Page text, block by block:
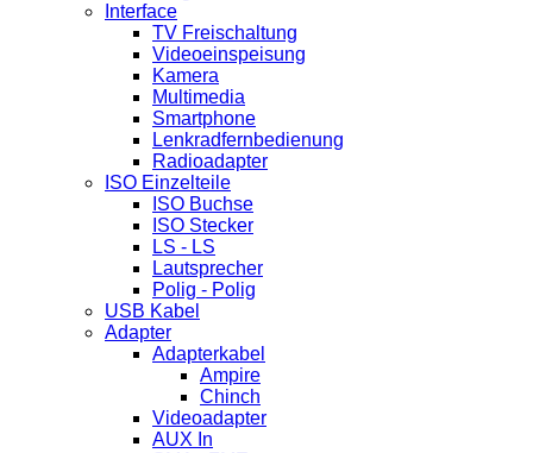
Interface
TV Freischaltung
Videoeinspeisung
Kamera
Multimedia
Smartphone
Lenkradfernbedienung
Radioadapter
ISO Einzelteile
ISO Buchse
ISO Stecker
LS - LS
Lautsprecher
Polig - Polig
USB Kabel
Adapter
Adapterkabel
Ampire
Chinch
Videoadapter
AUX In